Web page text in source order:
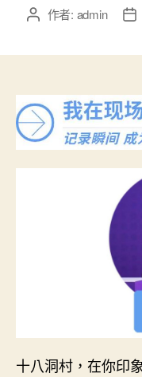
文 作者: admin
文
期
十八洞村，在你印